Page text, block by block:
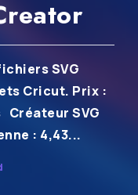
SVG
Cricut. Prix :
SVG
: 4,43...